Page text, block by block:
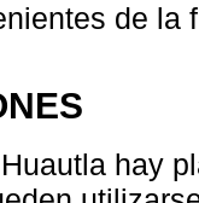
de la
hay